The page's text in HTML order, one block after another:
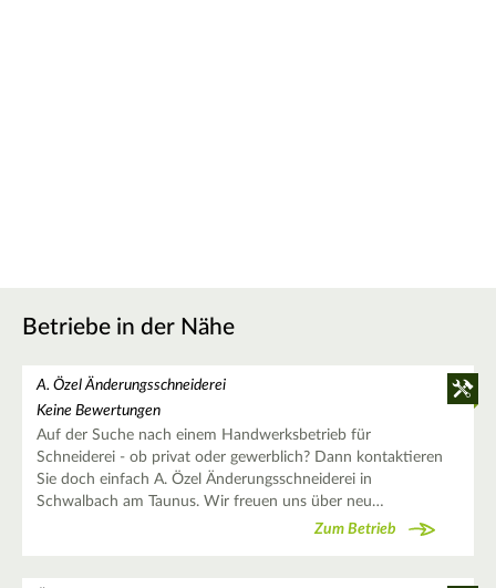
Betriebe in der Nähe
A. Özel Änderungsschneiderei
Keine Bewertungen
Auf der Suche nach einem Handwerksbetrieb für
Schneiderei - ob privat oder gewerblich? Dann kontaktieren
Sie doch einfach A. Özel Änderungsschneiderei in
Schwalbach am Taunus. Wir freuen uns über neu…
Zum Betrieb